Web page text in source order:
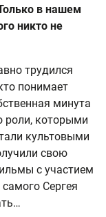
в нашем
никто не
трудился
понимает
минута
роли, которыми
культовыми
свою
с участием
Сергея